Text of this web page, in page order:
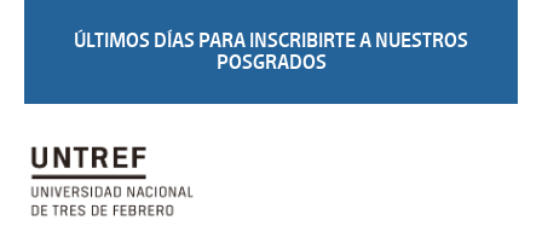
ÚLTIMOS DÍAS PARA INSCRIBIRTE A NUESTROS
POSGRADOS